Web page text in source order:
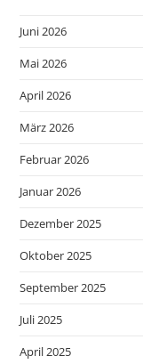
Juni 2026
Mai 2026
April 2026
März 2026
Februar 2026
Januar 2026
Dezember 2025
Oktober 2025
September 2025
Juli 2025
April 2025